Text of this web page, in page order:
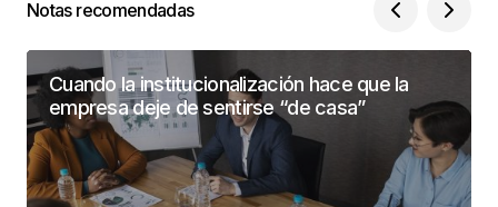
Notas recomendadas
Cuando la institucionalización hace que la
empresa deje de sentirse “de casa”